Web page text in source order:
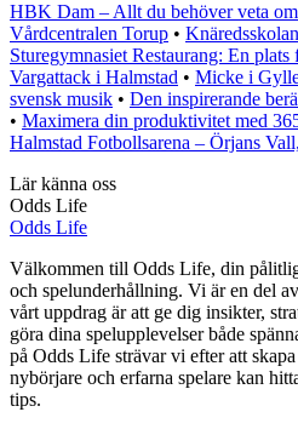
HBK Dam – Allt du behöver veta
Vårdcentralen Torup •
Sturegymnasiet Restaurang: En
Vargattack i Halmstad • Micke i
svensk musik • Den inspirerande
• Maximera din produktivitet med
Halmstad Fotbollsarena – Örjans
Lär känna oss
Odds Life
Odds Life
Välkommen till Odds Life, din
och spelunderhållning. Vi är en del
vårt uppdrag är att ge dig insikter,
göra dina spelupplevelser både
på Odds Life strävar vi efter att
nybörjare och erfarna spelare kan
tips.